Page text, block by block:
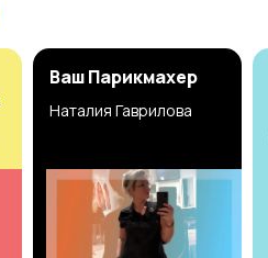
Ваш Парикмахер
Наталия Гаврилова